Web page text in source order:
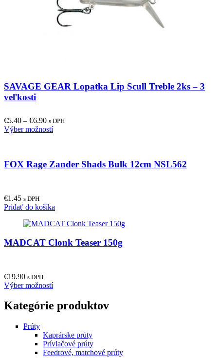
SAVAGE GEAR Lopatka Lip Scull Treble 2ks – 3
veľkosti
€5.40 – €6.90 s DPH
Výber možnostíThis
variants.
chosen
the
page
FOX Rage Zander Shads Bulk 12cm NSL562
€1.45 s DPH
Pridať do košíka
MADCAT Clonk Teaser 150g
€19.90 s DPH
Výber možnostíThis
has
multiple
options
may
be
Kategórie produktov
Prúty
Kaprárske prúty
Prívlačové prúty
Feedrové, matchové prúty